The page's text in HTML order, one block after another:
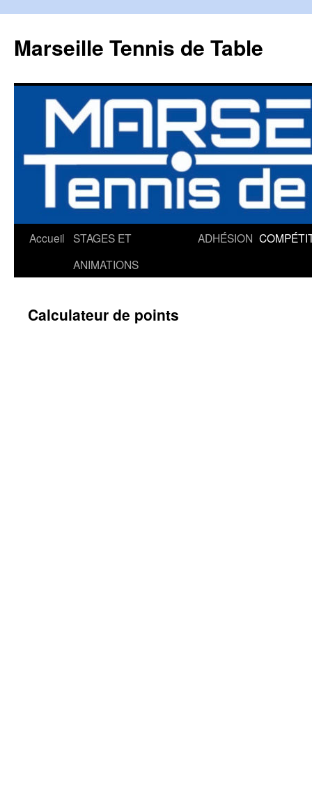
Marseille Tennis de Table
Aller
Accueil STAGES ET
ANIMATIONS
ADHÉSION
Calculateur de points